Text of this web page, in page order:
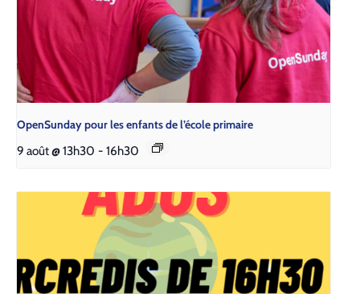
Open­Sun­day pour les enfants de l’é­cole pri­maire
9 août @ 13h30 - 16h30